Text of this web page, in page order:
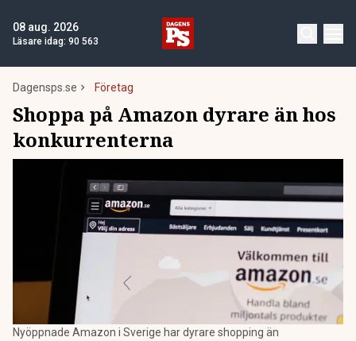
08 aug. 2026
Läsare idag: 90 563
Dagensps.se Företag
Shoppa på Amazon dyrare än hos
konkurrenterna
Nyöppnade Amazon i Sverige har dyrare shopping än